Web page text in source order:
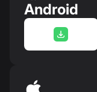
Android